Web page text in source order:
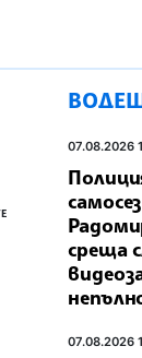
07.08.2026
среща
07.08.2026